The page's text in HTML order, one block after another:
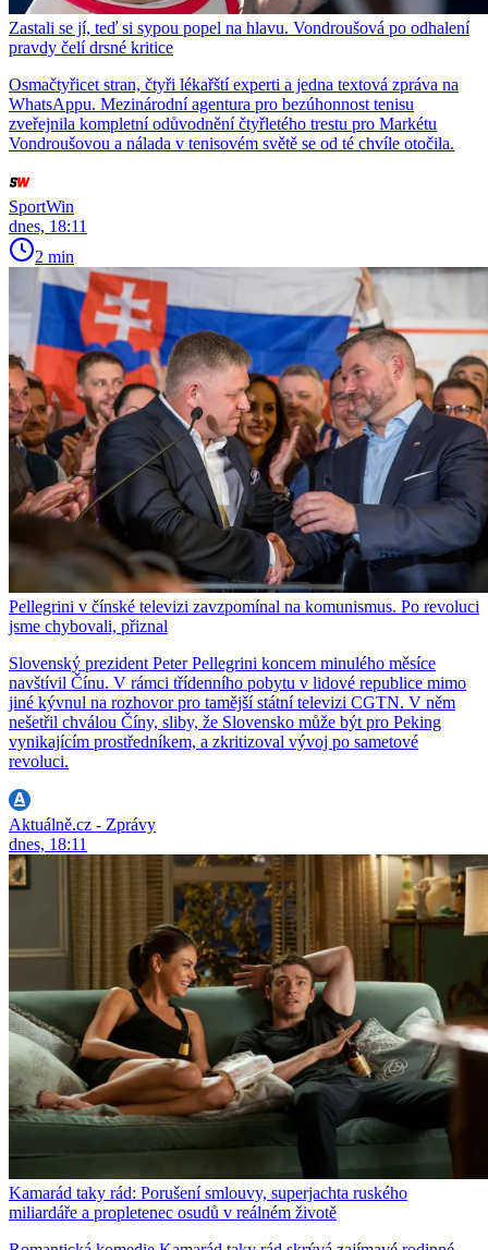
Zastali se jí, teď si sypou popel na hlavu. Vondroušová po odhalení
pravdy čelí drsné kritice
Osmačtyřicet stran, čtyři lékařští experti a jedna textová zpráva na
WhatsAppu. Mezinárodní agentura pro bezúhonnost tenisu
zveřejnila kompletní odůvodnění čtyřletého trestu pro Markétu
Vondroušovou a nálada v tenisovém světě se od té chvíle otočila.
SportWin
dnes, 18:11
2 min
Pellegrini v čínské televizi zavzpomínal na komunismus. Po revoluci
jsme chybovali, přiznal
Slovenský prezident Peter Pellegrini koncem minulého měsíce
navštívil Čínu. V rámci třídenního pobytu v lidové republice mimo
jiné kývnul na rozhovor pro tamější státní televizi CGTN. V něm
nešetřil chválou Číny, sliby, že Slovensko může být pro Peking
vynikajícím prostředníkem, a zkritizoval vývoj po sametové
revoluci.
Aktuálně.cz - Zprávy
dnes, 18:11
Kamarád taky rád: Porušení smlouvy, superjachta ruského
miliardáře a propletenec osudů v reálném životě